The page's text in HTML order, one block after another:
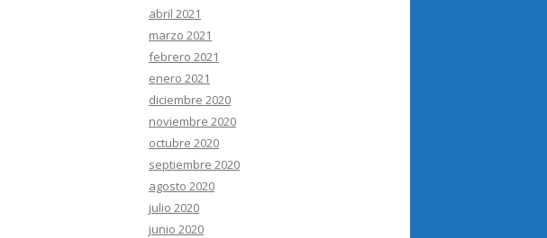
abril 2021
marzo 2021
febrero 2021
enero 2021
diciembre 2020
noviembre 2020
octubre 2020
septiembre 2020
agosto 2020
julio 2020
junio 2020